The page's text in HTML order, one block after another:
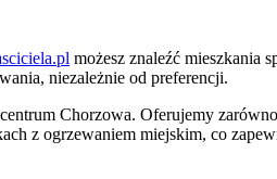
możesz znaleźć mieszkania
niezależnie od preferencji.
Chorzowa. Oferujemy
z ogrzewaniem miejskim, co